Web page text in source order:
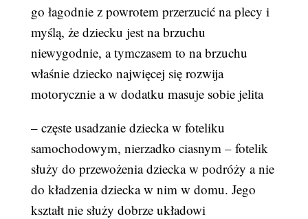
go łagodnie z powrotem przerzucić na plecy i
myślą, że dziecku jest na brzuchu
niewygodnie, a tymczasem to na brzuchu
właśnie dziecko najwięcej się rozwija
motorycznie a w dodatku masuje sobie jelita
– częste usadzanie dziecka w foteliku
samochodowym, nierzadko ciasnym – fotelik
służy do przewożenia dziecka w podróży a nie
do kładzenia dziecka w nim w domu. Jego
kształt nie służy dobrze układowi